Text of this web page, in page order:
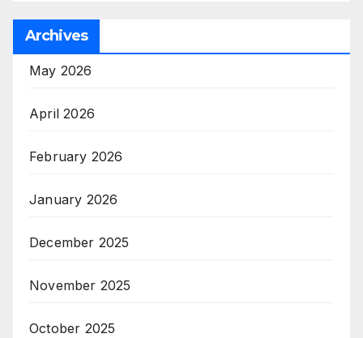
Archives
May 2026
April 2026
February 2026
January 2026
December 2025
November 2025
October 2025